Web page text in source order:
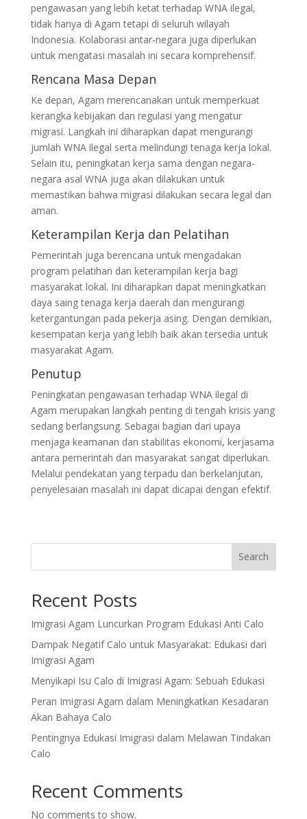
pengawasan yang lebih ketat terhadap WNA ilegal,
tidak hanya di Agam tetapi di seluruh wilayah
Indonesia. Kolaborasi antar-negara juga diperlukan
untuk mengatasi masalah ini secara komprehensif.
Rencana Masa Depan
Ke depan, Agam merencanakan untuk memperkuat
kerangka kebijakan dan regulasi yang mengatur
migrasi. Langkah ini diharapkan dapat mengurangi
jumlah WNA ilegal serta melindungi tenaga kerja lokal.
Selain itu, peningkatan kerja sama dengan negara-
negara asal WNA juga akan dilakukan untuk
memastikan bahwa migrasi dilakukan secara legal dan
aman.
Keterampilan Kerja dan Pelatihan
Pemerintah juga berencana untuk mengadakan
program pelatihan dan keterampilan kerja bagi
masyarakat lokal. Ini diharapkan dapat meningkatkan
daya saing tenaga kerja daerah dan mengurangi
ketergantungan pada pekerja asing. Dengan demikian,
kesempatan kerja yang lebih baik akan tersedia untuk
masyarakat Agam.
Penutup
Peningkatan pengawasan terhadap WNA ilegal di
Agam merupakan langkah penting di tengah krisis yang
sedang berlangsung. Sebagai bagian dari upaya
menjaga keamanan dan stabilitas ekonomi, kerjasama
antara pemerintah dan masyarakat sangat diperlukan.
Melalui pendekatan yang terpadu dan berkelanjutan,
penyelesaian masalah ini dapat dicapai dengan efektif.
Search
Recent Posts
Imigrasi Agam Luncurkan Program Edukasi Anti Calo
Dampak Negatif Calo untuk Masyarakat: Edukasi dari
Imigrasi Agam
Menyikapi Isu Calo di Imigrasi Agam: Sebuah Edukasi
Peran Imigrasi Agam dalam Meningkatkan Kesadaran
Akan Bahaya Calo
Pentingnya Edukasi Imigrasi dalam Melawan Tindakan
Calo
Recent Comments
No comments to show.